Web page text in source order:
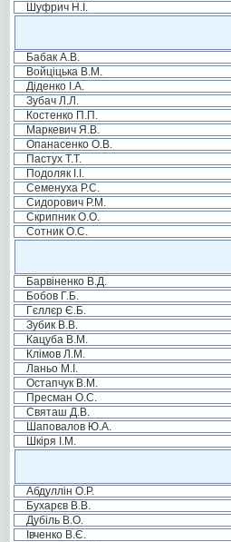
Шуфрич Н.І.
Бабак А.В.
Войціцька В.М.
Діденко І.А.
Зубач Л.Л.
Костенко П.П.
Маркевич Я.В.
Опанасенко О.В.
Пастух Т.Т.
Подоляк І.І.
Семенуха Р.С.
Сидорович Р.М.
Скрипник О.О.
Сотник О.С.
Барвіненко В.Д.
Бобов Г.Б.
Гєллєр Є.Б.
Зубик В.В.
Кацуба В.М.
Клімов Л.М.
Ланьо М.І.
Остапчук В.М.
Пресман О.С.
Святаш Д.В.
Шаповалов Ю.А.
Шкіря І.М.
Абдуллін О.Р.
Бухарєв В.В.
Дубіль В.О.
Івченко В.Є.